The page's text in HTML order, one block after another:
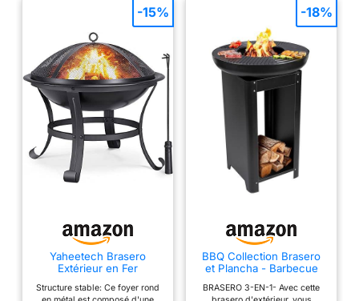
Yaheetech Brasero
Extérieur en Fer
Poker et Couvercle Noir
Structure stable: Ce foyer rond
-15%
BBQ Collection Brasero
et Plancha - Barbecue
Grille Barbecue
BRASERO 3-EN-1- Avec cette
-18%